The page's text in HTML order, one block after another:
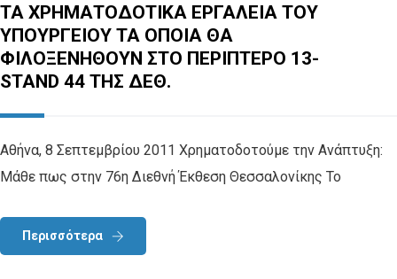
ΤΑ ΧΡΗΜΑΤΟΔΟΤΙΚΑ ΕΡΓΑΛΕΙΑ ΤΟΥ
ΥΠΟΥΡΓΕΙΟΥ ΤΑ ΟΠΟΙΑ ΘΑ
ΦΙΛΟΞΕΝΗΘΟΥΝ ΣΤΟ ΠΕΡΙΠΤΕΡΟ 13-
STAND 44 ΤΗΣ ΔΕΘ.
Αθήνα, 8 Σεπτεμβρίου 2011 Χρηματοδοτούμε την Ανάπτυξη:
Μάθε πως στην 76η Διεθνή Έκθεση Θεσσαλονίκης Το
Περισσότερα